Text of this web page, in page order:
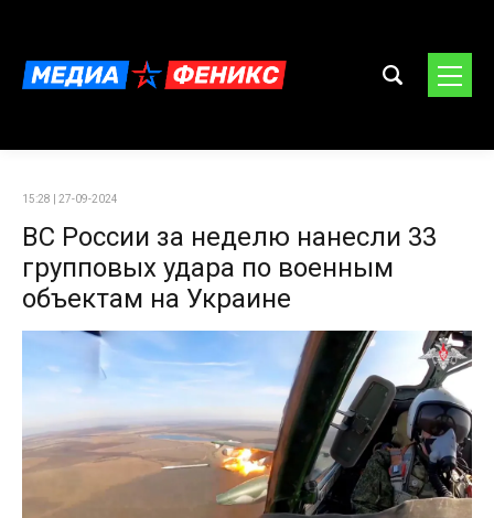
15:28 | 27-09-2024
ВС России за неделю нанесли 33
групповых удара по военным
объектам на Украине